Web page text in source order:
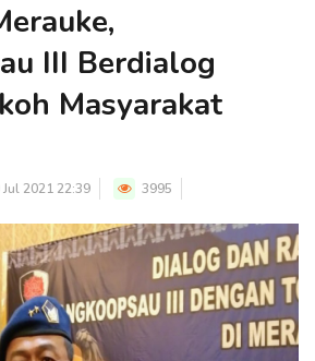
III Berdialog
Masyarakat
Jul 2021 22:39 3995